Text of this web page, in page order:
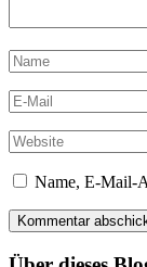
Name, E-Mail-